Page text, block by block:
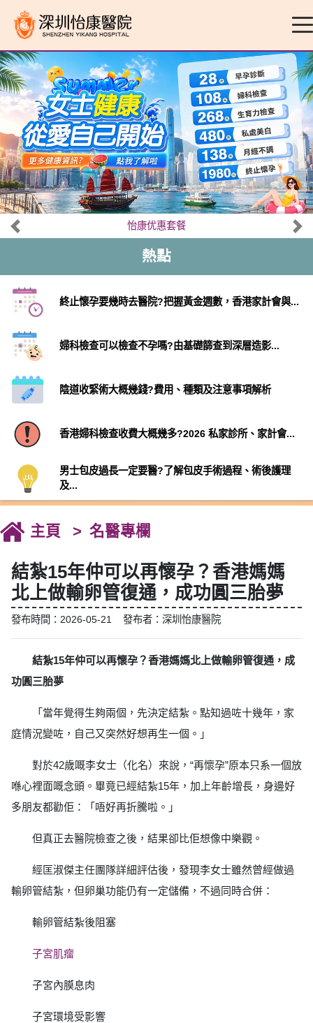
怡康优惠套餐
熱點
終止懷孕要幾時去醫院?把握黃金週數，香港家計會與...
婦科檢查可以檢查不孕嗎?由基礎篩查到深層造影...
陰道收緊術大概幾錢?費用、種類及注意事項解析
香港婦科檢查收費大概幾多?2026 私家診所、家計會...
男士包皮過長一定要醫?了解包皮手術過程、術後護理
及...
主頁 名醫專欄
結紮15年仲可以再懷孕？香港媽媽
北上做輸卵管復通，成功圓三胎夢
發布時間：2026-05-21 發布者：深圳怡康醫院
結紮15年仲可以再懷孕？香港媽媽北上做輸卵管復通，成
功圓三胎夢
「當年覺得生夠兩個，先決定結紮。點知過咗十幾年，家
庭情況變咗，自己又突然好想再生一個。」
對於42歲嘅李女士（化名）來說，“再懷孕”原本只系一個放
喺心裡面嘅念頭。畢竟已經結紮15年，加上年齡增長，身邊好
多朋友都勸佢：「唔好再折騰啦。」
但真正去醫院檢查之後，結果卻比佢想像中樂觀。
經匡淑傑主任團隊詳細評估後，發現李女士雖然曾經做過
輸卵管結紮，但卵巢功能仍有一定儲備，不過同時合併：
輸卵管結紮後阻塞
子宮肌瘤
子宮內膜息肉
子宮環境受影響